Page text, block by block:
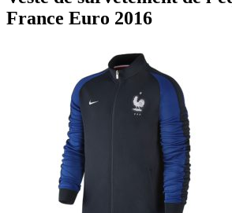
France Euro 2016